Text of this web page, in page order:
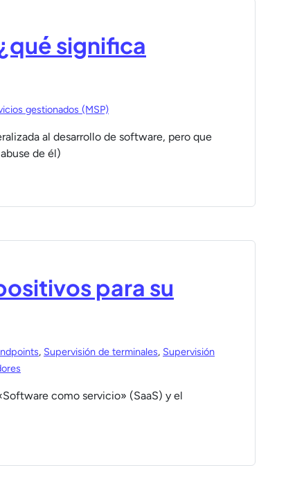
significa
gestionados (MSP)
al desarrollo de software, pero que
de él)
para su
, Supervisión de terminales, Supervisión
como servicio» (SaaS) y el